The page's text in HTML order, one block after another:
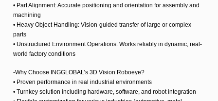
• Part Alignment: Accurate positioning and orientation for assembly and
machining
• Heavy Object Handling: Vision-guided transfer of large or complex
parts
• Unstructured Environment Operations: Works reliably in dynamic, real-
world factory conditions
-Why Choose INGGLOBAL’s 3D Vision Roboeye?
• Proven performance in real industrial environments
• Turnkey solution including hardware, software, and robot integration